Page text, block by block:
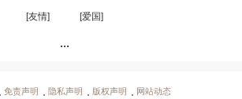
[友情] [爱国]
...
免责声明 隐私声明 版权声明 网站动态